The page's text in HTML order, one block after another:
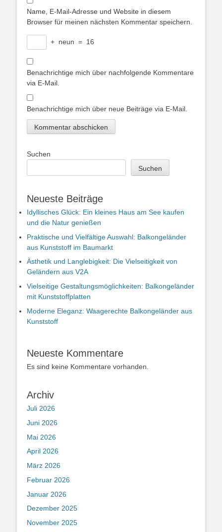
Name, E-Mail-Adresse und Website in diesem
Browser für meinen nächsten Kommentar speichern.
+ neun = 16
Benachrichtige mich über nachfolgende Kommentare
via E-Mail.
Benachrichtige mich über neue Beiträge via E-Mail.
Suchen
Suchen
Neueste Beiträge
Idyllisches Glück: Ein kleines Haus am See kaufen
und die Natur genießen
Praktische und Vielfältige Auswahl: Balkongeländer
aus Kunststoff im Baumarkt
Ästhetik und Langlebigkeit: Die Vielseitigkeit von
Geländern aus V2A
Vielseitige Gestaltungsmöglichkeiten: Balkongeländer
mit Kunststoffplatten
Moderne Eleganz: Waagerechte Balkongeländer aus
Kunststoff
Neueste Kommentare
Es sind keine Kommentare vorhanden.
Archiv
Juli 2026
Juni 2026
Mai 2026
April 2026
März 2026
Februar 2026
Januar 2026
Dezember 2025
November 2025